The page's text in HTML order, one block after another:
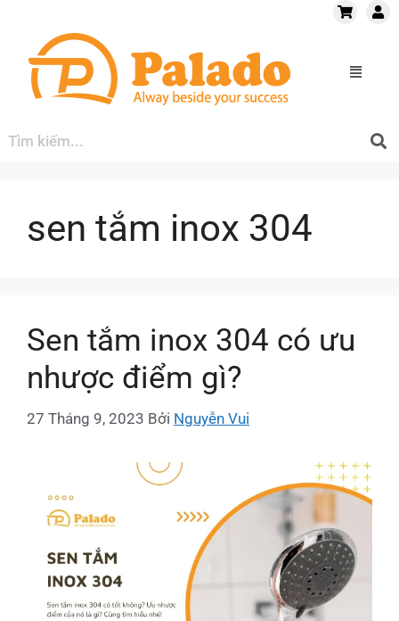
sen tắm inox 304
Sen tắm inox 304 có ưu
nhược điểm gì?
27 Tháng 9, 2023 Bởi Nguyễn Vui